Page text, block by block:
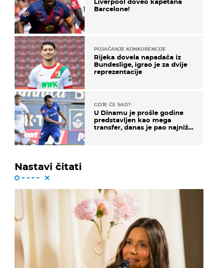
Barcelone!
POJAČANJE KONKURENCIJE
Rijeka dovela napadača iz
Bundeslige, igrao je za dvije
reprezentacije
GDJE ĆE SAD?
U Dinamu je prošle godine
predstavljen kao mega
transfer, danas je pao najniže
Nastavi čitati